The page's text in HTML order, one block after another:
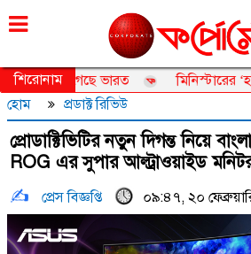
শুক্রবার, ০৭ আগস্ট ২০২৬, ২৩ শ্রাবণ ১৪৩৩
শিরোনাম
ছাড়িয়ে গেছে ভারত
মিনিস্টারের
হোম
প্রডাক্ট রিভিউ
প্রোডাক্টিভিটির নতুন দিগন্ত নিয়ে
ROG এর সুপার আল্ট্রাওয়াইড
প্রেস বিজ্ঞপ্তি ০৯:৪৭, ২০